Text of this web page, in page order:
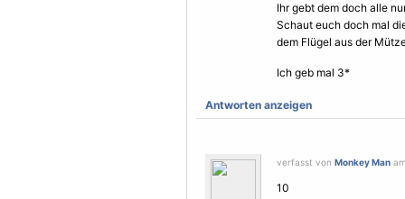
Ihr gebt dem doch alle
Schaut euch doch mal
dem Flügel aus der
Ich geb mal 3*
Antworten anzeigen
verfasst von Monkey Man
10